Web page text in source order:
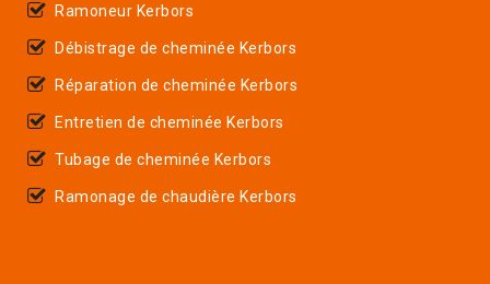
Ramoneur Kerbors
Débistrage de cheminée Kerbors
Réparation de cheminée Kerbors
Entretien de cheminée Kerbors
Tubage de cheminée Kerbors
Ramonage de chaudière Kerbors